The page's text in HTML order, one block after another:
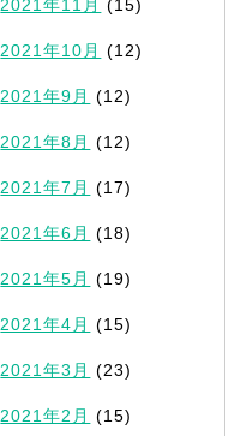
2021年11月 (15)
2021年10月 (12)
2021年9月 (12)
2021年8月 (12)
2021年7月 (17)
2021年6月 (18)
2021年5月 (19)
2021年4月 (15)
2021年3月 (23)
2021年2月 (15)